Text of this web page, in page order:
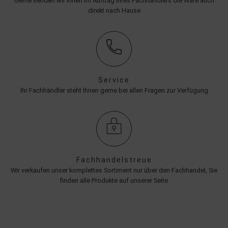
direkt nach Hause
Service
Ihr Fachhändler steht Ihnen gerne bei allen Fragen zur Verfügung
Fachhandelstreue
Wir verkaufen unser komplettes Sortiment nur über den Fachhandel, Sie
finden alle Produkte auf unserer Seite